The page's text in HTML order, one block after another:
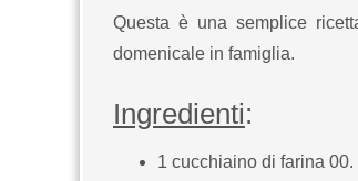
Questa è una semplice
domenicale in famiglia.
Ingredienti:
1 cucchiaino di farina 00.